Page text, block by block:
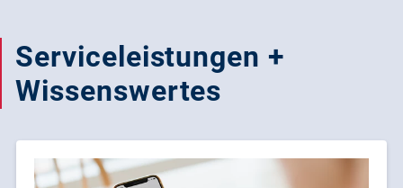
Serviceleistungen +
Wissenswertes